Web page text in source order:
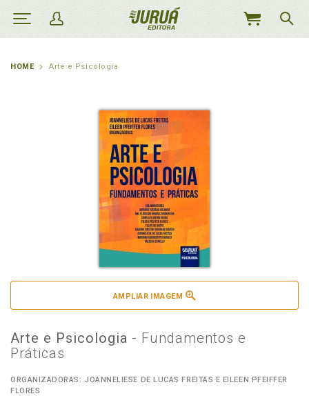
MEU
HOME Arte e Psicologia
AMPLIAR IMAGEM
Arte e Psicologia - Fundamentos e
Práticas
ORGANIZADORAS: JOANNELIESE DE LUCAS FREITAS E EILEEN PFEIFFER
FLORES